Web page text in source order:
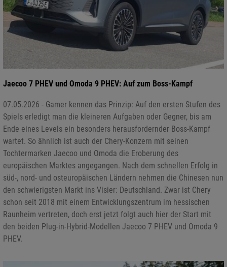
Jaecoo 7 PHEV und Omoda 9 PHEV: Auf zum Boss-Kampf
07.05.2026 - Gamer kennen das Prinzip: Auf den ersten Stufen des
Spiels erledigt man die kleineren Aufgaben oder Gegner, bis am
Ende eines Levels ein besonders herausfordernder Boss-Kampf
wartet. So ähnlich ist auch der Chery-Konzern mit seinen
Tochtermarken Jaecoo und Omoda die Eroberung des
europäischen Marktes angegangen. Nach dem schnellen Erfolg in
süd-, nord- und osteuropäischen Ländern nehmen die Chinesen nun
den schwierigsten Markt ins Visier: Deutschland. Zwar ist Chery
schon seit 2018 mit einem Entwicklungszentrum im hessischen
Raunheim vertreten, doch erst jetzt folgt auch hier der Start mit
den beiden Plug-in-Hybrid-Modellen Jaecoo 7 PHEV und Omoda 9
PHEV.